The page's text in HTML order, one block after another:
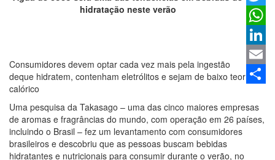
Twitter
Email
hidratação neste verão
Consumidores devem optar cada vez mais pela ingestão
deque hidratem, contenham eletrólitos e sejam de baixo teor
calórico
Uma pesquisa da Takasago – uma das cinco maiores empresas
de aromas e fragrâncias do mundo, com operação em 26 países,
incluindo o Brasil – fez um levantamento com consumidores
brasileiros e descobriu que as pessoas buscam bebidas
hidratantes e nutricionais para consumir durante o verão, no